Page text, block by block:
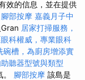
效的信息，並在提供
腳部按摩 嘉義月子中
居家打掃服務，
科權威，專業眼科
碗槽，為廚房增添實
聽器型號與類型
腳部按摩 該島是